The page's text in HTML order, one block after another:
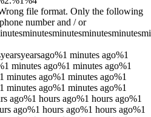
file format. Only the following
number and / or
minutes ago%1
minutes ago%1 minutes ago%1
minutes ago%1 minutes ago%1
minutes ago%1 minutes ago%1
ago%1 hours ago%1 hours ago%1
ago%1 hours ago%1 hours ago%1